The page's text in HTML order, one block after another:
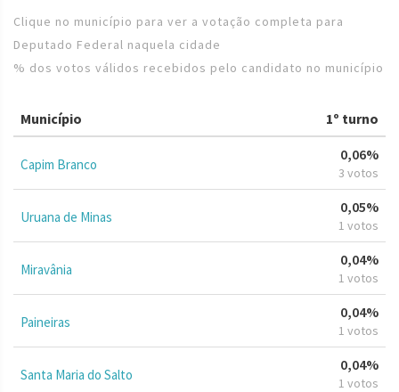
Clique no município para ver a votação completa para
Deputado Federal naquela cidade
% dos votos válidos recebidos pelo candidato no município
Município 1º turno
Capim Branco
0,06%
3 votos
Uruana de Minas
0,05%
1 votos
Miravânia
0,04%
1 votos
Paineiras
0,04%
1 votos
Santa Maria do Salto
0,04%
1 votos